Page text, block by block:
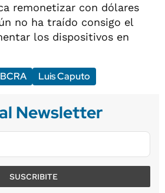
remonetizar con dólares
no ha traído consigo el
los dispositivos en
BCRA Luis Caputo
Newsletter
SUSCRIBITE